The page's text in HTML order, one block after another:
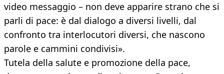
video messaggio – non deve apparire strano che si
parli di pace: è dal dialogo a diversi livelli, dal
confronto tra interlocutori diversi, che nascono
parole e cammini condivisi».
Tutela della salute e promozione della pace,